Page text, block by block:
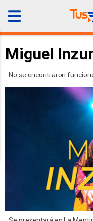
Miguel
No se encontraron